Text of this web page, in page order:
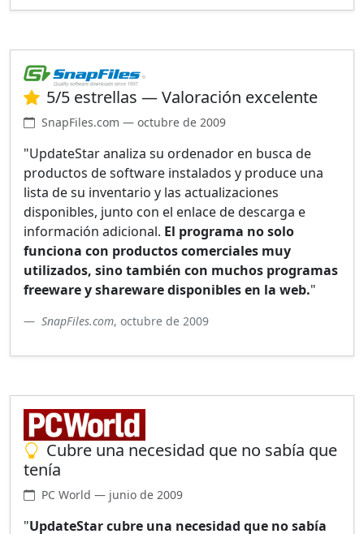
5/5 estrellas — Valoración excelente
SnapFiles.com — octubre de 2009
"UpdateStar analiza su ordenador en busca de
productos de software instalados y produce una
lista de su inventario y las actualizaciones
disponibles, junto con el enlace de descarga e
información adicional. El programa no solo
funciona con productos comerciales muy
utilizados, sino también con muchos programas
freeware y shareware disponibles en la web."
SnapFiles.com, octubre de 2009
Cubre una necesidad que no sabía que
tenía
PC World — junio de 2009
"UpdateStar cubre una necesidad que no sabía